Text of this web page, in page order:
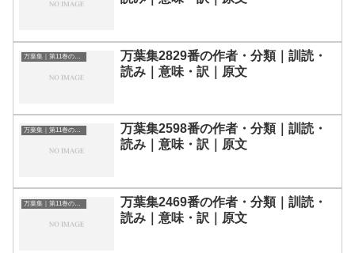
万葉集｜第11巻の和歌一覧
万葉集2829番の作者・分類｜訓読・
読み｜意味・訳｜原文
万葉集｜第11巻の和歌一覧
万葉集2598番の作者・分類｜訓読・
読み｜意味・訳｜原文
万葉集｜第11巻の和歌一覧
万葉集2469番の作者・分類｜訓読・
読み｜意味・訳｜原文